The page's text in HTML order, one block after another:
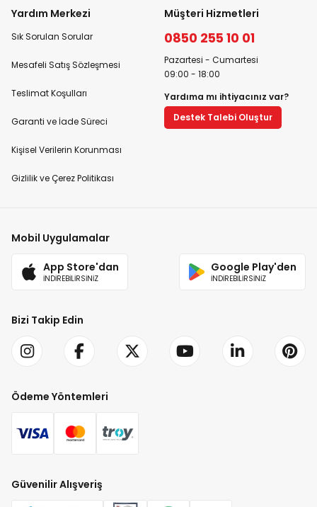
Yardım Merkezi
Sık Sorulan Sorular
Mesafeli Satış Sözleşmesi
Teslimat Koşulları
Garanti ve İade Süreci
Kişisel Verilerin Korunması
Gizlilik ve Çerez Politikası
Müşteri Hizmetleri
0850 255 10 01
Pazartesi - Cumartesi
09:00 - 18:00
Yardıma mı ihtiyacınız var?
Destek Talebi Oluştur
Mobil Uygulamalar
App Store'dan
İNDİREBİLİRSİNİZ
Google Play'den
İNDİREBİLİRSİNİZ
Bizi Takip Edin
Ödeme Yöntemleri
Güvenilir Alışveriş